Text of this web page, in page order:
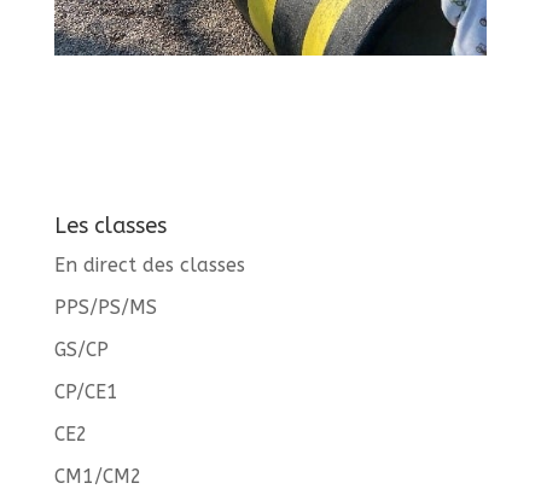
Les classes
En direct des classes
PPS/PS/MS
GS/CP
CP/CE1
CE2
CM1/CM2